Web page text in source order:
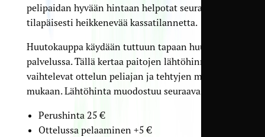
pelipaidan hyvään hintaan helpotat seuran
tilapäisesti heikkenevää kassatilannetta.
Huutokauppa käydään tuttuun tapaan huuto.net-
palvelussa. Tällä kertaa paitojen lähtöhinnat
vaihtelevat ottelun peliajan ja tehtyjen maalien
mukaan. Lähtöhinta muodostuu seuraavasti:
Perushinta 25 €
Ottelussa pelaaminen +5 €